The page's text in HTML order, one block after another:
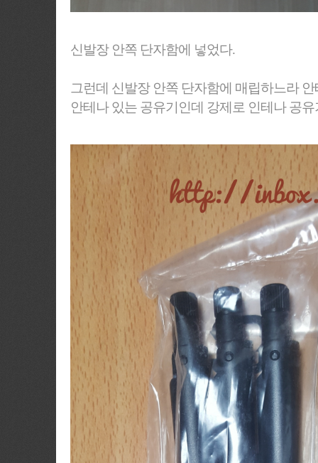
신발장 안쪽 단자함에 넣었다.
그런데 신발장 안쪽 단자함에 매립하느라
안테나 있는 공유기인데 강제로 인테나 공